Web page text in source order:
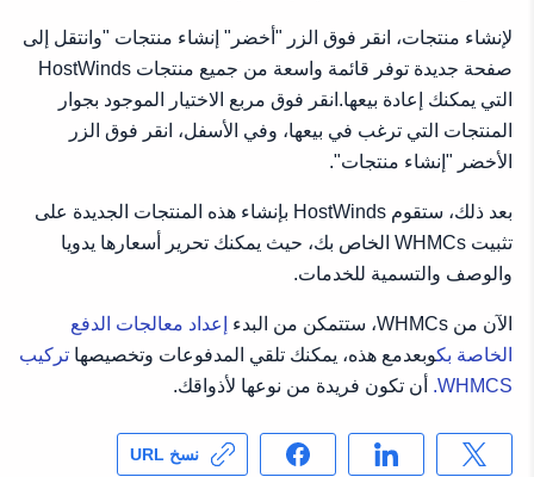
لإنشاء منتجات، انقر فوق الزر "أخضر" إنشاء منتجات "وانتقل إلى
صفحة جديدة توفر قائمة واسعة من جميع منتجات HostWinds
التي يمكنك إعادة بيعها.انقر فوق مربع الاختيار الموجود بجوار
المنتجات التي ترغب في بيعها، وفي الأسفل، انقر فوق الزر
الأخضر "إنشاء منتجات".
بعد ذلك، ستقوم HostWinds بإنشاء هذه المنتجات الجديدة على
تثبيت WHMCs الخاص بك، حيث يمكنك تحرير أسعارها يدويا
والوصف والتسمية للخدمات.
الآن من WHMCs، ستتمكن من البدء
إعداد معالجات الدفع
الخاصة بكوبعدمع هذه، يمكنك تلقي المدفوعات وتخصيصها تركيب
WHMCS.
أن تكون فريدة من نوعها لأذواقك.
نسخ URL